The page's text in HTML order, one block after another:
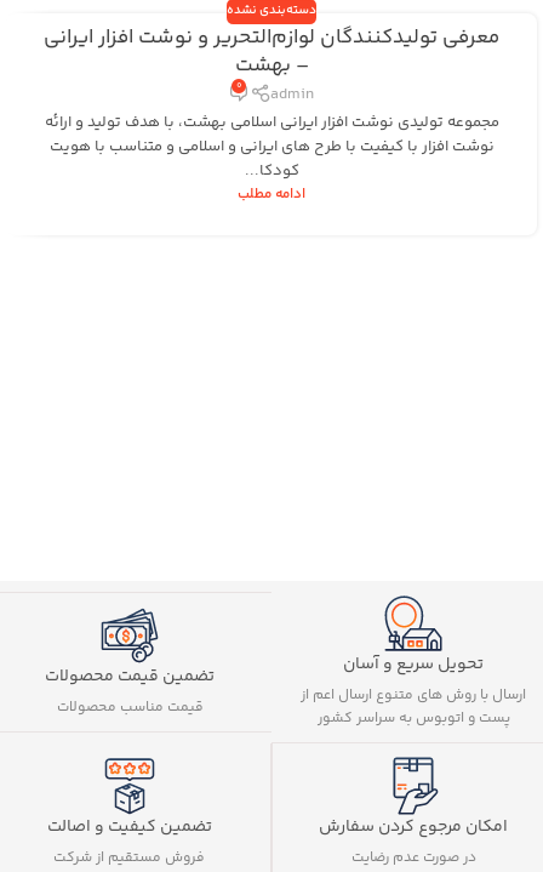
دسته‌بندی نشده
معرفی تولیدکنندگان لوازم‌التحریر و نوشت افزار ایرانی
– بهشت
admin
0
مجموعه تولیدی نوشت افزار ایرانی اسلامی بهشت، با هدف تولید و ارائه
نوشت افزار با کیفیت با طرح های ایرانی و اسلامی و متناسب با هویت
کودکا...
ادامه مطلب
تحویل سریع و آسان
ارسال با روش های متنوع ارسال اعم از
پست و اتوبوس به سراسر کشور
تضمین قیمت محصولات
قیمت مناسب محصولات
امکان مرجوع کردن سفارش
در صورت عدم رضایت
تضمین کیفیت و اصالت
فروش مستقیم از شرکت